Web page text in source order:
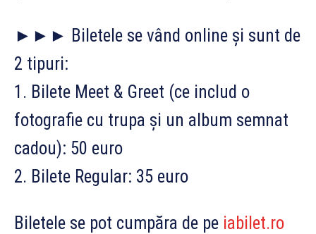
►►► Biletele se vând online și sunt de
2 tipuri:
1. Bilete Meet & Greet (ce includ o
fotografie cu trupa și un album semnat
cadou): 50 euro
2. Bilete Regular: 35 euro
Biletele se pot cumpăra de pe iabilet.ro